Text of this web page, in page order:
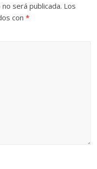
será publicada. Los
con*